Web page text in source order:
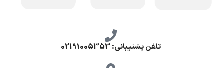
تلفن پشتیبانی: 02191005353